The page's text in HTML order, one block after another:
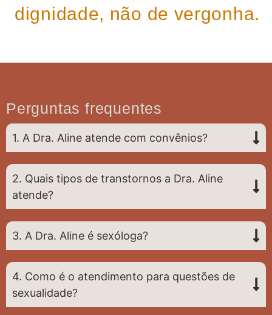
dignidade, não de vergonha.
Perguntas frequentes
1. A Dra. Aline atende com convênios?
2. Quais tipos de transtornos a Dra. Aline
atende?
3. A Dra. Aline é sexóloga?
4. Como é o atendimento para questões de
sexualidade?